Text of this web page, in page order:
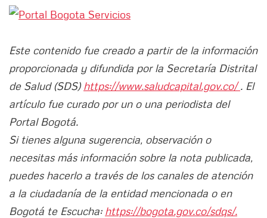
Este contenido fue creado a partir de la información
proporcionada y difundida por la Secretaría Distrital
de Salud (SDS) https://www.saludcapital.gov.co/. El
artículo fue curado por un o una periodista del
Portal Bogotá.
Si tienes alguna sugerencia, observación o
necesitas más información sobre la nota publicada,
puedes hacerlo a través de los canales de atención
a la ciudadanía de la entidad mencionada o en
Bogotá te Escucha: https://bogota.gov.co/sdqs/.